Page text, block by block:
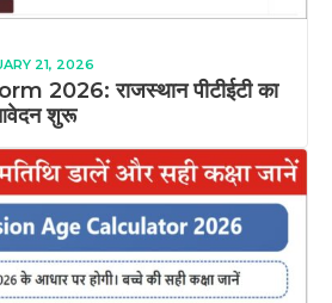
21, 2026
2026: राजस्थान पीटीईटी का
शुरू